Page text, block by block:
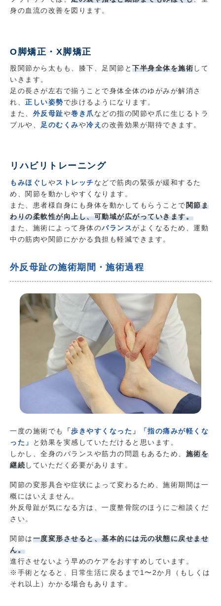
身の血流の改善を図ります。
O脚矯正・X脚矯正
股関節から太もも、膝下、足関節と 下半身全体を施術して
いきます。
足の長さが左右で揃うことで身体全体のゆがみが解消さ
れ、 正しい姿勢で歩けるようになります。
また、 外反母趾や巻き爪 などの指の関節や爪に生じるトラ
ブルや、
足のむくみや冷え の改善効果が期待できます。
リハビリトレーニング
もみほぐしやストレッチなどで筋肉の緊張が緩和するた
め、関節を動かしやすくなります。
また、患者様自身にも身体を動かしてもらうことで関節ま
わりの柔軟性が向上し、可動域が広がっていきます。
また、施術によって身体のバランスがよくなるため、運動
中の筋肉や関節にかかる負担も軽減できます。
外反母趾の施術期間・施術過程
一度の施術でも
「歩きやすくなった」「指の痛みが軽くな
った」
と効果を実感していただけると思います。
しかし、全身のバランスや筋力の問題もあるため、 施術を
継続していただく必要があります。
関節の変形具合や症状によって変わるため、施術期間は一
概にはいえません。
外反母趾が気になる方は、一度整骨院のほうにご相談くだ
さい。
関節は一度変形させると、基本的には元の状態に戻せませ
ん。
進行させないよう早めのケアをおすすめしています。
※手術となると、日常生活に戻るまで1〜2か月（もしくは
それ以上）かかる場合もあります。